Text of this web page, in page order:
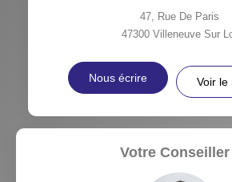
47, Rue De Paris
47300 Villeneuve Sur
Nous écrire Voir le
Votre Conseiller